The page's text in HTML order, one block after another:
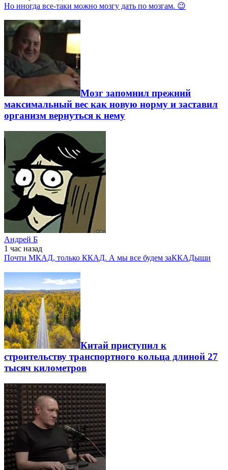
Но иногда все-таки можно мозгу дать по мозгам. 😉
Мозг запомнил прежний
максимальный вес как новую норму и заставил
организм вернуться к нему
Андрей Б
1 час назад
Почти МКАД, только ККАД. А мы все будем заККАДыши
Китай приступил к
строительству транспортного кольца длиной 27
тысяч километров